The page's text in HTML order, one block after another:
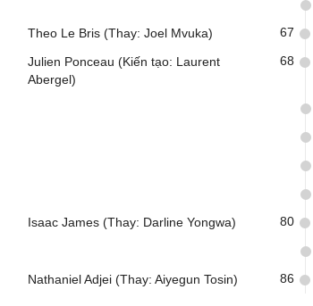
Theo Le Bris (Thay: Joel Mvuka) 67
Julien Ponceau (Kiến tạo: Laurent
Abergel)
68
Isaac James (Thay: Darline Yongwa) 80
Nathaniel Adjei (Thay: Aiyegun Tosin) 86